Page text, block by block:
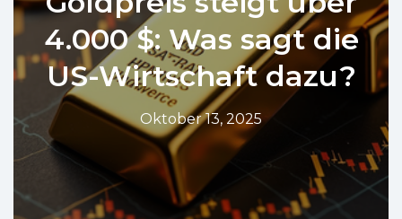
4.000 $: Was sagt die
US-Wirtschaft dazu?
Oktober 13, 2025